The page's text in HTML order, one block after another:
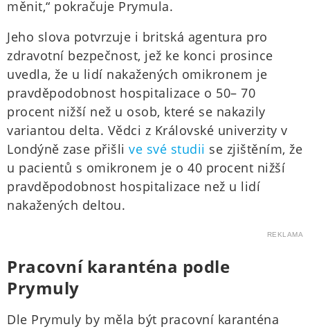
měnit,“ pokračuje Prymula.
Jeho slova potvrzuje i britská agentura pro
zdravotní bezpečnost, jež ke konci prosince
uvedla, že u lidí nakažených omikronem je
pravděpodobnost hospitalizace o 50– 70
procent nižší než u osob, které se nakazily
variantou delta. Vědci z Královské univerzity v
Londýně zase přišli ve své studii se zjištěním, že
u pacientů s omikronem je o 40 procent nižší
pravděpodobnost hospitalizace než u lidí
nakažených deltou.
REKLAMA
Pracovní karanténa podle
Prymuly
Dle Prymuly by měla být pracovní karanténa